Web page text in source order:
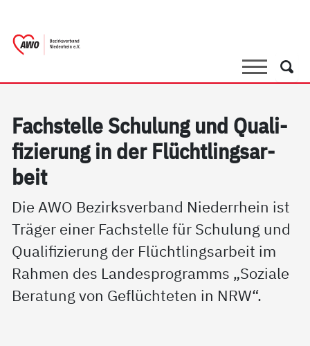
SucheSuche
Fach­s­tel­le Schu­lung und Qua­li­
fi­zie­rung in der Flücht­lings­ar­
beit
Die AWO Bezirksverband Niederrhein ist
Träger einer Fachstelle für Schulung und
Qualifizierung der Flüchtlingsarbeit im
Rahmen des Landesprogramms „Soziale
Beratung von Geflüchteten in NRW“.